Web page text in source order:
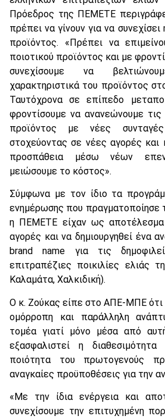
Πρόεδρος της ΠΕΜΕΤΕ
πρέπει να γίνουν για να
προϊόντος. «Πρέπει να
ποιοτικού προϊόντος και με
συνεχίσουμε να
χαρακτηριστικά του προϊόντος
Ταυτόχρονα σε επίπεδο
φροντίσουμε να ανανεώνουμε
προϊόντος με νέες
στοχεύοντας σε νέες αγορές και
προσπάθεια μέσω νέων
μειώσουμε το κόστος».
Σύμφωνα με τον ίδιο τα
ενημέρωσης που πραγματοποίησε
η ΠΕΜΕΤΕ είχαν ως αποτέλεσμα
αγορές και να δημιουργηθεί ένα
brand name για τις
επιτραπέζιες ποικιλίες ελιάς
Καλαμάτα, Χαλκιδική).
Ο κ. Ζούκας είπε στο ΑΠΕ-ΜΠΕ
ομόρροπη και παράλληλη
τομέα γιατί μόνο μέσα από
εξασφαλιστεί η
ποιότητα του πρωτογενούς
αναγκαίες προϋποθέσεις για την
«Με την ίδια ενέργεια και
συνεχίσουμε την επιτυχημένη